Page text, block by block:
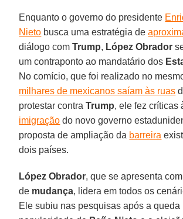
Enquanto o governo do presidente
Nieto busca uma estratégia de
diálogo comTrump, López Obrador
um contraponto ao mandatário dos
No comício, que foi realizado no
milhares de mexicanos saíam às ruas
protestar contraTrump, ele fez críticas
imigração do novo governo
proposta de ampliação da barreira
dois países.
López Obrador, que se apresenta
de mudança, lidera em todos os
Ele subiu nas pesquisas após a queda